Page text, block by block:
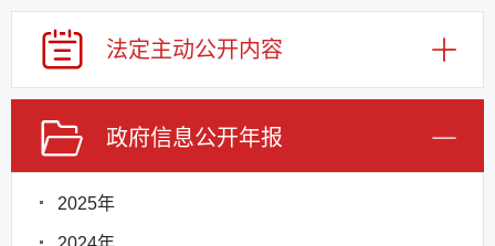
法定主动公开内容
政府信息公开年报
2025年